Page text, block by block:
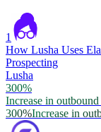
1
How Lusha Uses
Prospecting
Lusha
300%
Increase in outbound
300%Increase in